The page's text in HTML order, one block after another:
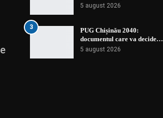
5 august 2026
3
PUG Chișinău 2040:
documentul care va decide…
5 august 2026